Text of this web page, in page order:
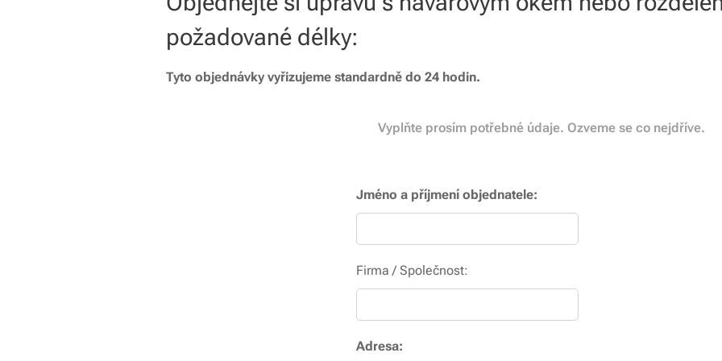
požadované délky:
Tyto objednávky vyřizujeme standardně do 24 hodin.
Vyplňte prosím potřebné údaje. Ozveme se co nejdříve.
Jméno a příjmení objednatele:
Firma / Společnost:
Adresa: